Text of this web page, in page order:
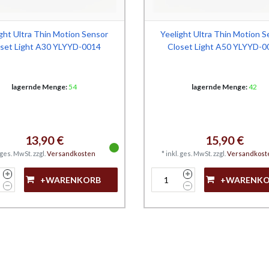
Ultra Thin Motion Sensor
Light A30 YLYYD-0014
lagernde Menge:54
13,90 €
MwSt. zzgl. Versandkosten
+WARENKORB
Yeelight Ultra Thin Motion
Closet Light A50 YLYYD-
lagernde Menge:42
15,90 €
* inkl. ges. MwSt. zzgl.